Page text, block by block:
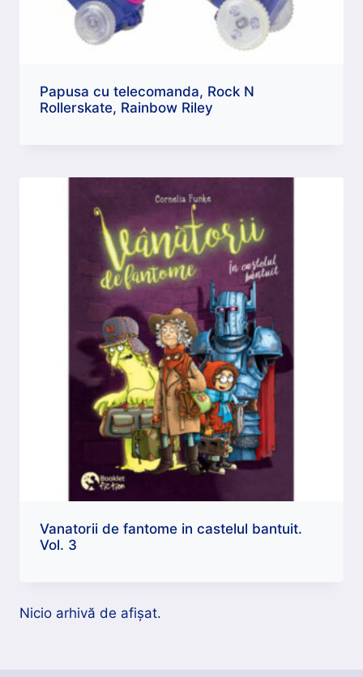
Papusa cu telecomanda, Rock N
Rollerskate, Rainbow Riley
Vanatorii de fantome in castelul bantuit.
Vol. 3
Nicio arhivă de afișat.